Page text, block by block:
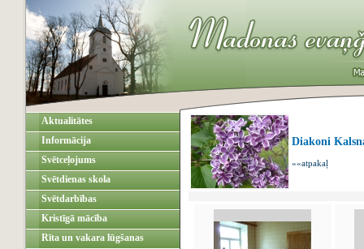
Aktualitātes
Informācija
Svētceļojums
Svētdienas skola
Svētdarbības
Kristīgā mācība
Rīta un vakara lūgšanas
Diakoni
««atpakaļ